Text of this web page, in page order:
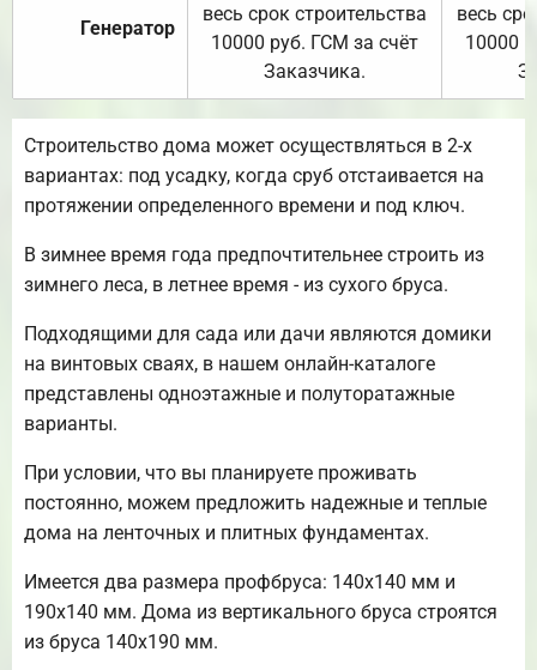
Генератор
весь срок строительства
10000 руб. ГСМ за счёт
Заказчика.
весь
10000
Строительство дома может осуществляться в 2-х
вариантах: под усадку, когда сруб отстаивается на
протяжении определенного времени и под ключ.
В зимнее время года предпочтительнее строить из
зимнего леса, в летнее время - из сухого бруса.
Подходящими для сада или дачи являются домики
на винтовых сваях, в нашем онлайн-каталоге
представлены одноэтажные и полуторатажные
варианты.
При условии, что вы планируете проживать
постоянно, можем предложить надежные и теплые
дома на ленточных и плитных фундаментах.
Имеется два размера профбруса: 140х140 мм и
190х140 мм. Дома из вертикального бруса строятся
из бруса 140х190 мм.